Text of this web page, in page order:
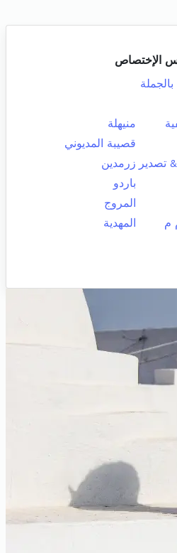
الإختصاص
منيهلة
قصيبة المديوني
تصدير زرمدين
باردو
المروج
م
المهدية